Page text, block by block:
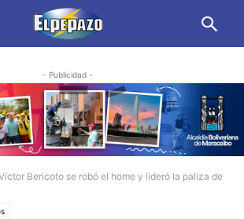
- Publicidad -
Bericoto se robó el home y lideró la paliza de